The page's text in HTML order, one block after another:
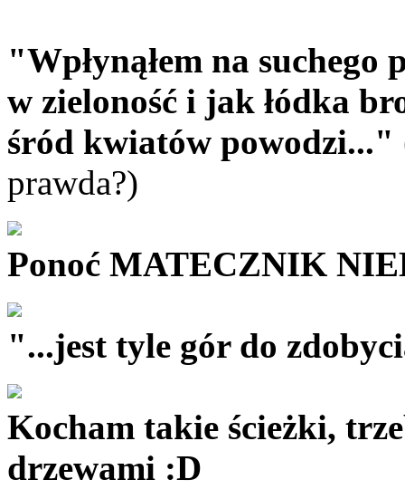
"Wpłynąłem na suchego
w zieloność i jak łódka
śród kwiatów powodzi..."
prawda?)
Ponoć MATECZNIK
"...jest tyle gór do
Kocham takie ścieżki,
drzewami :D